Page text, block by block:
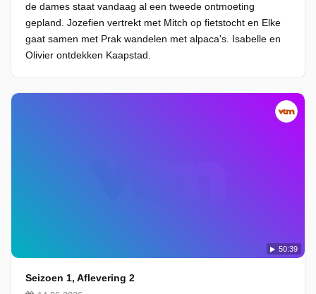
de dames staat vandaag al een tweede ontmoeting
gepland. Jozefien vertrekt met Mitch op fietstocht en Elke
gaat samen met Prak wandelen met alpaca's. Isabelle en
Olivier ontdekken Kaapstad.
50:39
Seizoen 1, Aflevering 2